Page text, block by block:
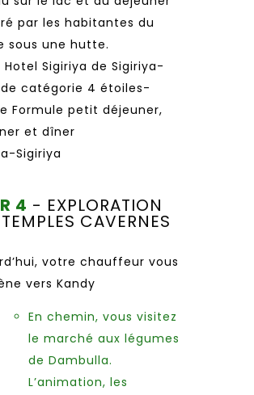
par les habitantes du
sous une hutte.
Hotel Sigiriya de Sigiriya-
catégorie 4 étoiles-
Formule petit déjeuner,
et dîner
Sigiriya
4 - EXPLORATION
CAVERNES
votre chauffeur vous
vers Kandy
En chemin, vous visitez
le marché aux légumes
de Dambulla.
L’animation, les